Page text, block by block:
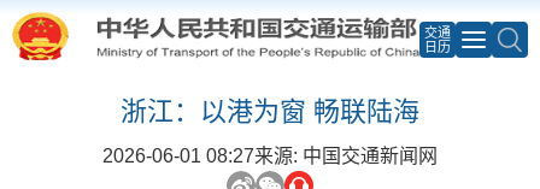
交通
日历
浙江：以港为窗 畅联陆海
2026-06-01 08:27来源: 中国交通新闻网